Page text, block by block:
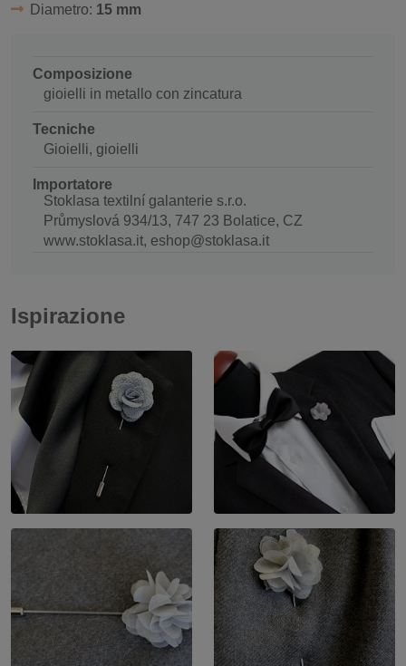
Diametro: 15 mm
Composizione
gioielli in metallo con zincatura
Tecniche
Gioielli, gioielli
Importatore
Stoklasa textilní galanterie s.r.o.
Průmyslová 934/13, 747 23 Bolatice, CZ
www.stoklasa.it, eshop@stoklasa.it
Ispirazione